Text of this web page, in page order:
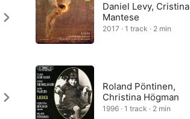
Daniel Levy, Cristina
Mantese
2017 · 1 track · 2 min
Roland Pöntinen,
Christina Högman
1996 · 1 track · 2 min